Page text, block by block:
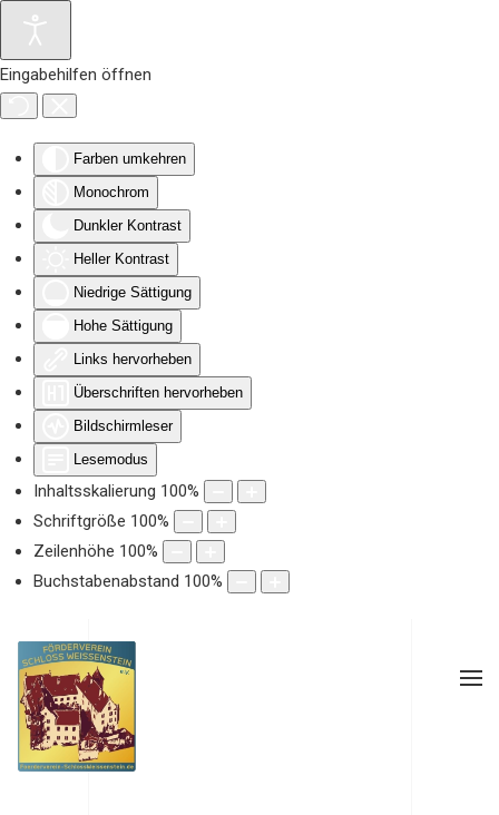
Eingabehilfen öffnen
Farben umkehren
Monochrom
Dunkler Kontrast
Heller Kontrast
Niedrige Sättigung
Hohe Sättigung
Links hervorheben
Überschriften hervorheben
Bildschirmleser
Lesemodus
Inhaltsskalierung 100%
Schriftgröße 100%
Zeilenhöhe 100%
Buchstabenabstand 100%
Zum Hauptinhalt springen